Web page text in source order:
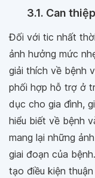
3.1. Can
Đối với tic nhất
ảnh hưởng mức
giải thích về bệnh
phối hợp hỗ trợ ở
dục cho gia đình,
hiểu biết về bệnh
mang lại những
giai đoạn của
tạo điều kiện